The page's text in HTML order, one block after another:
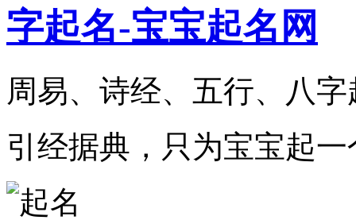
周易、诗经、五行、八
引经据典，只为宝宝起